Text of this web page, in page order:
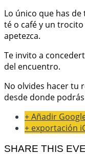
Lo único que has de
té o café y un
apetezca.
Te invito a
del encuentro.
No olvides hacer tu
desde donde
+ Añadir
+ exportación
SHARE THIS